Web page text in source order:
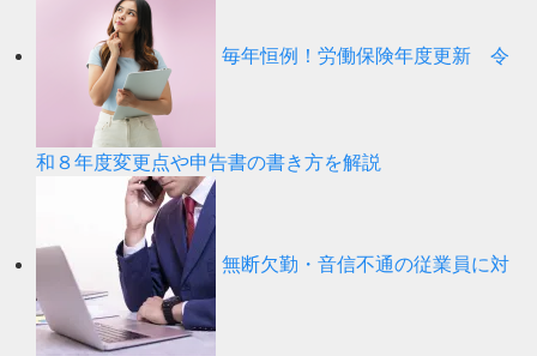
毎年恒例！労働保険年度更新 令
和８年度変更点や申告書の書き方を解説
無断欠勤・音信不通の従業員に対